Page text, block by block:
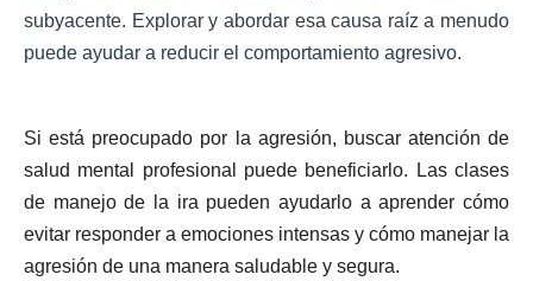
subyacente. Explorar y abordar esa causa raíz a menudo
puede ayudar a reducir el comportamiento agresivo.
Si está preocupado por la agresión, buscar atención de
salud mental profesional puede beneficiarlo. Las clases
de manejo de la ira pueden ayudarlo a aprender cómo
evitar responder a emociones intensas y cómo manejar la
agresión de una manera saludable y segura.